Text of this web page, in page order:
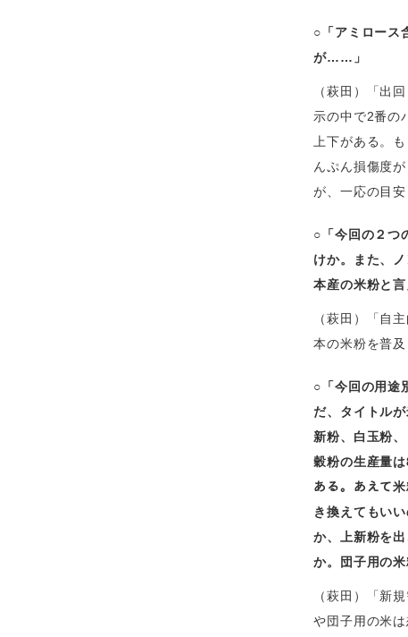
○「アミロース
が……」
（萩田）「出
示の中で2番の
上下がある。
んぷん損傷度
が、一応の目安
○「今回の２つ
けか。また、
本産の米粉と言
（萩田）「自
本の米粉を普及
○「今回の用途
だ、タイトル
新粉、白玉粉
穀粉の生産量
ある。あえて
き換えてもい
か、上新粉を
か。団子用の米
（萩田）「新
や団子用の米